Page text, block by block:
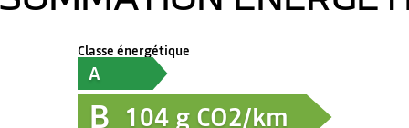
Classe énergétique
A
B 104 g CO2/km